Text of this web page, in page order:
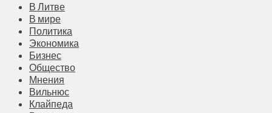
В Литве
В мире
Политика
Экономика
Бизнес
Общество
Мнения
Вильнюс
Клайпеда